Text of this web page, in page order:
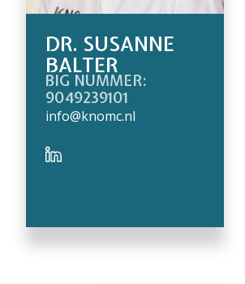
DR. SUSANNE
BALTER
BIG NUMMER:
9049239101
info@knomc.nl